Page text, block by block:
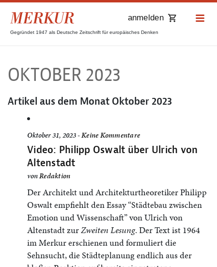
Gegründet 1947 als Deutsche Zeitschrift für europäisches Denken
anmelden
OKTOBER 2023
Artikel aus dem Monat Oktober 2023
Oktober 31, 2023 -Keine Kommentare
Video: Philipp Oswalt über Ulrich von
Altenstadt
vonRedaktion
Der Architekt und Architekturtheoretiker Philipp
Oswalt empfiehlt den Essay “Städtebau zwischen
Emotion und Wissenschaft” von Ulrich von
Altenstadt zurZweiten Lesung. Der Text ist 1964
im Merkur erschienen und formuliert die
Sehnsucht, die Städteplanung endlich aus der